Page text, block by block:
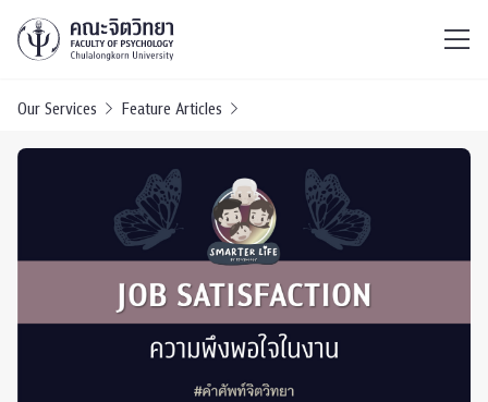
Our Services Feature Articles